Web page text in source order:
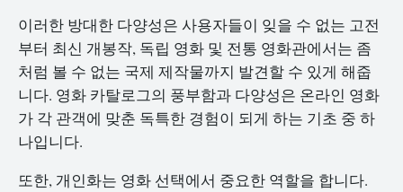
이러한 방대한 다양성은 사용자들이 잊을 수 없는 고전
부터 최신 개봉작, 독립 영화 및 전통 영화관에서는 좀
처럼 볼 수 없는 국제 제작물까지 발견할 수 있게 해줍
니다. 영화 카탈로그의 풍부함과 다양성은 온라인 영화
가 각 관객에 맞춘 독특한 경험이 되게 하는 기초 중 하
나입니다.
또한, 개인화는 영화 선택에서 중요한 역할을 합니다.